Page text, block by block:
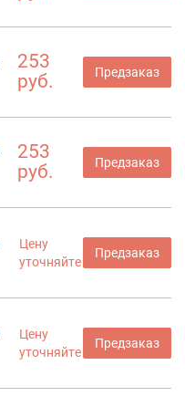
253
руб.
Предзаказ
253
руб.
Предзаказ
Цену
уточняйте
Предзаказ
Цену
уточняйте
Предзаказ